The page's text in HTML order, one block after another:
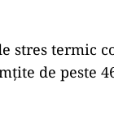
stres termic
de peste